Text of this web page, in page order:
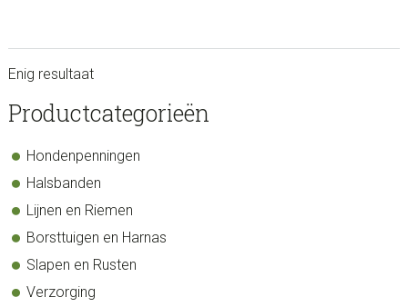
op
de
Enig resultaat
sidebar
Store
Productcategorieën
Hondenpenningen
Halsbanden
Lijnen en Riemen
Borsttuigen en Harnas
Slapen en Rusten
Verzorging